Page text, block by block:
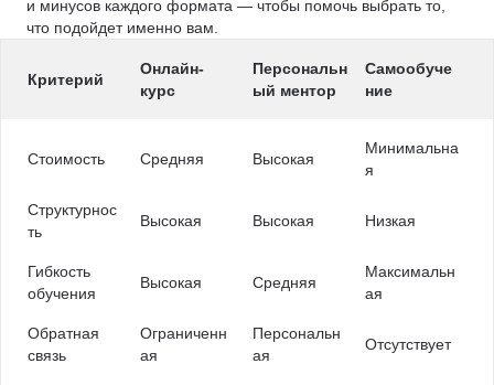
и минусов каждого формата — чтобы помочь выбрать то,
что подойдет именно вам.
Критерий
Онлайн-
курс
Персональн
ый ментор
Самообуче
ние
Стоимость Средняя Высокая
Минимальна
я
Структурнос
ть
Высокая Высокая Низкая
Гибкость
обучения
Высокая Средняя
Максимальн
ая
Обратная
связь
Ограниченн
ая
Персональн
ая
Отсутствует